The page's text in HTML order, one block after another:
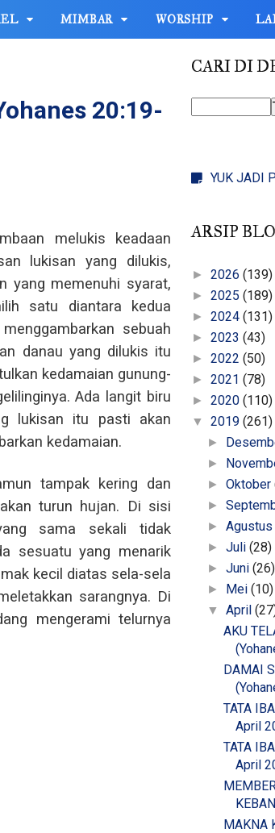
MIMBAR WORSHIP
20:19-
melukis keadaan
lukisan yang dilukis,
yang memenuhi syarat,
satu diantara kedua
sebuah
danau yang dilukis itu
kedamaian gunung-
Ada langit biru
lukisan itu pasti akan
kedamaian.
tampak kering dan
turun hujan. Di sisi
sama sekali tidak
sesuatu yang menarik
kecil diatas sela-sela
sarangnya. Di
mengerami telurnya
CARI DI
YUK JADI
ARSIP
► 2026 (139)
► 2025 (189)
► 2024 (131)
► 2023 (43)
► 2022 (50)
► 2021 (78)
► 2020 (110)
▼ 2019 (261)
►
►
►Oktober
►
►
►Juli(28)
►Juni(26)
► Mei(10)
▼April
AKU
DAMAI
TATA
April
TATA
April
MAKNA